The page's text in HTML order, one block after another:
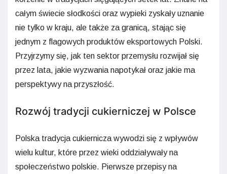
całym świecie słodkości oraz wypieki zyskały uznanie
nie tylko w kraju, ale także za granicą, stając się
jednym z flagowych produktów eksportowych Polski.
Przyjrzymy się, jak ten sektor przemysłu rozwijał się
przez lata, jakie wyzwania napotykał oraz jakie ma
perspektywy na przyszłość.
Rozwój tradycji cukierniczej w Polsce
Polska tradycja cukiernicza wywodzi się z wpływów
wielu kultur, które przez wieki oddziaływały na
społeczeństwo polskie. Pierwsze przepisy na